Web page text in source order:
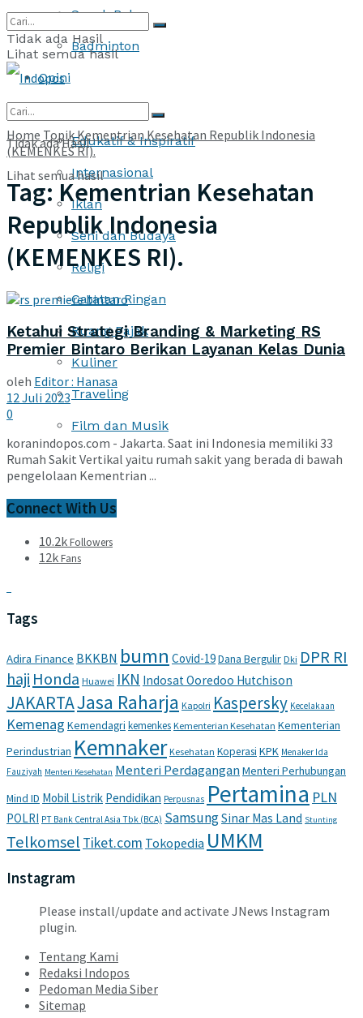
Sepak Bola
Badminton
Opini
Edukatif & Inspiratif
Internasional
Iklan
Seni dan Budaya
Religi
Catatan Ringan
Ruang Pajak
Kuliner
Traveling
Film dan Musik
Tidak ada Hasil
Lihat semua hasil
Tidak ada Hasil
Lihat semua hasil
Home TopikKementrian Kesehatan Republik Indonesia
(KEMENKES RI).
Tag: Kementrian Kesehatan
Republik Indonesia
(KEMENKES RI).
Ketahui Strategi Branding & Marketing RS
Premier Bintaro Berikan Layanan Kelas Dunia
oleh Editor : Hanasa
12 Juli 2023
0
koranindopos.com - Jakarta. Saat ini Indonesia memiliki 33
Rumah Sakit Vertikal yaitu rumah sakit yang berada di bawah
pengelolaan Kementrian ...
Connect With Us
10.2kFollowers
12kFans
Tags
Adira Finance BKKBN bumn Covid-19Dana Bergulir Dki DPR RI
haji Honda Huawei IKN Indosat Ooredoo Hutchison
JAKARTAJasa Raharja Kapolri Kaspersky Kecelakaan
Kemenag Kemendagri kemenkes Kementerian Kesehatan Kementerian
Perindustrian Kemnaker Kesehatan Koperasi KPK Menaker Ida
Fauziyah Menteri Kesehatan Menteri PerdaganganMenteri Perhubungan
Mind ID Mobil Listrik Pendidikan Perpusnas Pertamina PLN
POLRI PT Bank Central Asia Tbk (BCA) SamsungSinar Mas Land Stunting
Telkomsel Tiket.com Tokopedia UMKM
Instagram
Please install/update and activate JNews Instagram
plugin.
Tentang Kami
Redaksi Indopos
Pedoman Media Siber
Sitemap